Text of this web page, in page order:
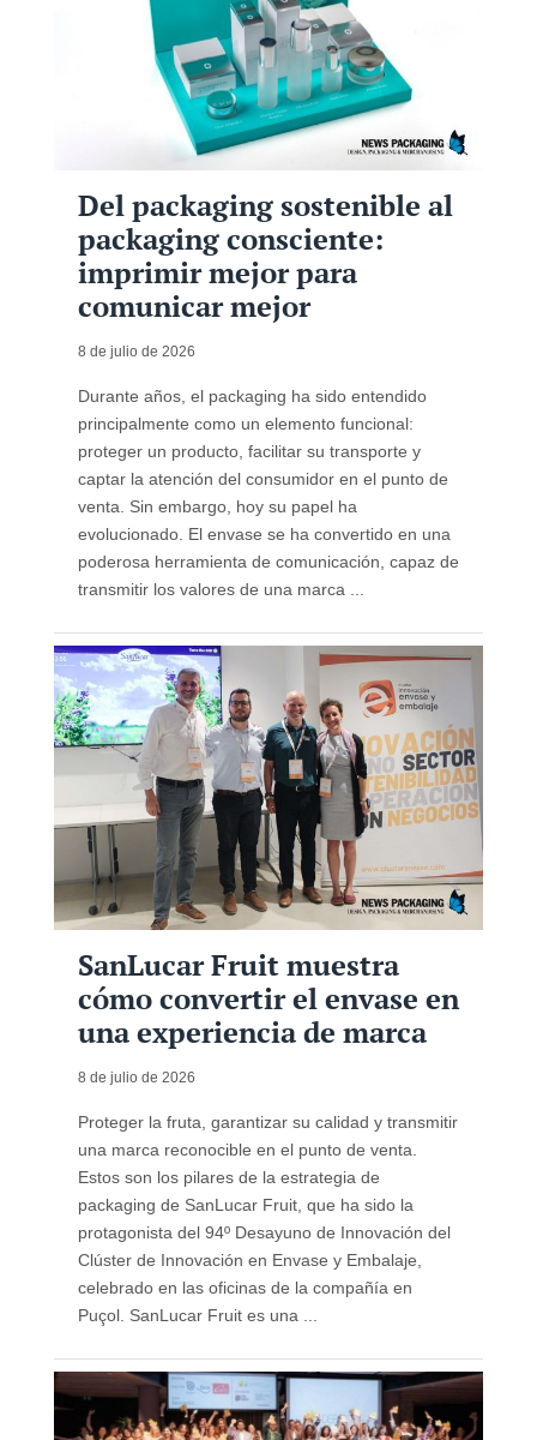
Del packaging sostenible al
packaging consciente:
imprimir mejor para
comunicar mejor
8 de julio de 2026
Durante años, el packaging ha sido entendido
principalmente como un elemento funcional:
proteger un producto, facilitar su transporte y
captar la atención del consumidor en el punto de
venta. Sin embargo, hoy su papel ha
evolucionado. El envase se ha convertido en una
poderosa herramienta de comunicación, capaz de
transmitir los valores de una marca ...
SanLucar Fruit muestra
cómo convertir el envase en
una experiencia de marca
8 de julio de 2026
Proteger la fruta, garantizar su calidad y transmitir
una marca reconocible en el punto de venta.
Estos son los pilares de la estrategia de
packaging de SanLucar Fruit, que ha sido la
protagonista del 94º Desayuno de Innovación del
Clúster de Innovación en Envase y Embalaje,
celebrado en las oficinas de la compañía en
Puçol. SanLucar Fruit es una ...